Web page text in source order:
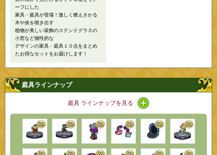
ーフにした
家具・庭具が登場！激しく燃えさかる
木や炎を噴き出す
植物が美しい装飾のステンドグラスの
小窓など個性的な
デザインの家具・庭具１０点をまとめ
たお得なセットをお届けします！
庭具ラインナップ
庭具 ラインナップを見る アイコン / ラインナップ